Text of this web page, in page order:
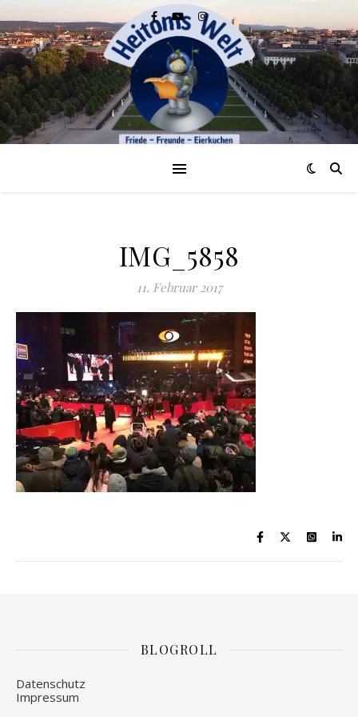
IMG_5858
11. Februar 2017
BLOGROLL
Datenschutz
Impressum